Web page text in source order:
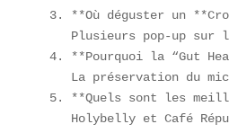
3. **Où déguster un
Plusieurs pop-up sur
4. **Pourquoi la “Gut
La préservation du
5. **Quels sont les
Holybelly et Café